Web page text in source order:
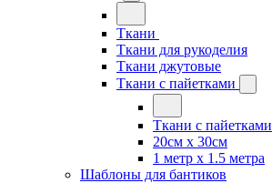
Ткани
Ткани для рукоделия
Ткани джутовые
Ткани с пайетками
Ткани с пайетками
20см х 30см
1 метр х 1.5 метра
Шаблоны для бантиков